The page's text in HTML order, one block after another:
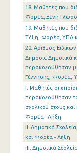
18. Μαθητές που
Φορέα, Ξένη
19. Μαθητές που
Τάξη, Φορέα, ΥΠΑ
20. Αριθμός
Δημόσια Δημοτικά
παρακολούθησαν
Γέννησης, Φορέα,
I. Μαθητές οι
παρακολούθησαν
σχολικού έτους
Φορέα - Λήξη
II. Δημοτικά
και Φορέα - Λήξη
III. Δημοτικά